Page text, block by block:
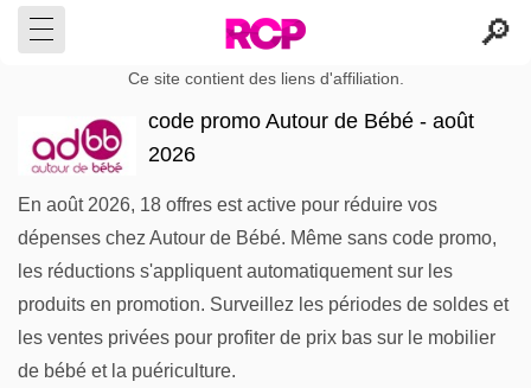
Ce site contient des liens d'affiliation.
code promo Autour de Bébé - août
2026
En août 2026, 18 offres est active pour réduire vos
dépenses chez Autour de Bébé. Même sans code promo,
les réductions s'appliquent automatiquement sur les
produits en promotion. Surveillez les périodes de soldes et
les ventes privées pour profiter de prix bas sur le mobilier
de bébé et la puériculture.